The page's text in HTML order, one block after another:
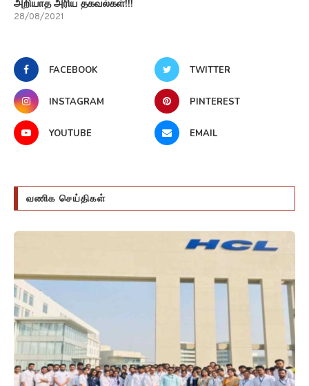
அறியாத அரிய தகவல்கள்!!!
28/08/2021
FACEBOOK TWITTER
INSTAGRAM PINTEREST
YOUTUBE EMAIL
வணிக செய்திகள்